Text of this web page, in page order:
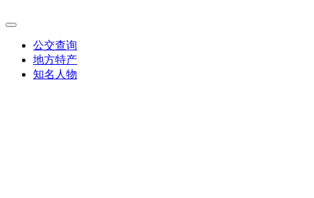
公交查询
地方特产
知名人物